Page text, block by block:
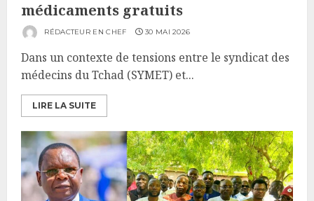
médicaments gratuits
RÉDACTEUR EN CHEF 30 MAI 2026
Dans un contexte de tensions entre le syndicat des
médecins du Tchad (SYMET) et...
LIRE LA SUITE